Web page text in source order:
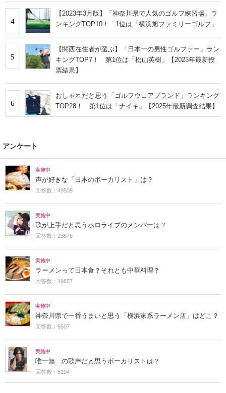
4
【2023年3月版】「神奈川県で人気のゴルフ練習場」ラ
ンキングTOP10！ 1位は「横浜旭ファミリーゴルフ」
5
【関西在住者が選ぶ】「日本一の男性ゴルファー」ラン
キングTOP7！ 第1位は「松山英樹」【2023年最新投
票結果】
6
おしゃれだと思う「ゴルフウェアブランド」ランキング
TOP28！ 第1位は「ナイキ」【2025年最新調査結果】
アンケート
実施中
声が好きな「日本のボーカリスト」は？
回答数：49509
実施中
歌が上手だと思うホロライブのメンバーは？
回答数：23876
実施中
ラーメンって日本食？それとも中華料理？
回答数：19657
実施中
神奈川県で一番うまいと思う「横浜家系ラーメン店」はどこ？
回答数：8507
実施中
唯一無二の歌声だと思うボーカリストは？
回答数：8104